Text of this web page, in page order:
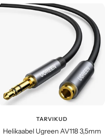
TARVIKUD
Helikaabel Ugreen AV118 3,5mm